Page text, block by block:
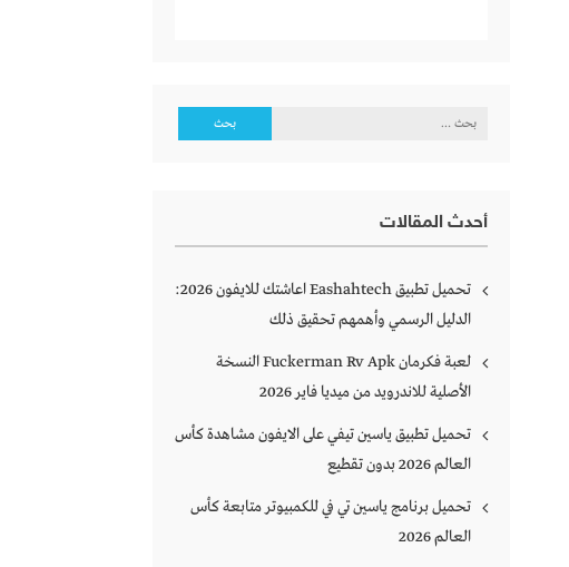
البحث
أحدث المقالات
تحميل تطبيق Eashahtech اعاشتك للايفون 2026:
الدليل الرسمي وأهمهم تحقيق ذلك
لعبة فكرمان Fuckerman Rv Apk النسخة
الأصلية للاندرويد من ميديا فاير 2026
تحميل تطبيق ياسين تيفي على الايفون مشاهدة كأس
العالم 2026 بدون تقطيع
تحميل برنامج ياسين تي في للكمبيوتر متابعة كأس
العالم 2026